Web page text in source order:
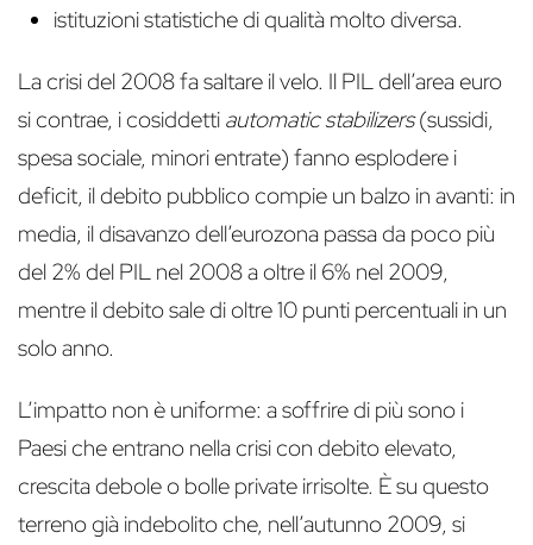
istituzioni statistiche di qualità molto diversa.
La crisi del 2008 fa saltare il velo. Il PIL dell’area euro
si contrae, i cosiddetti automatic stabilizers(sussidi,
spesa sociale, minori entrate) fanno esplodere i
deficit, il debito pubblico compie un balzo in avanti: in
media, il disavanzo dell’eurozona passa da poco più
del 2% del PIL nel 2008 a oltre il 6% nel 2009,
mentre il debito sale di oltre 10 punti percentuali in un
solo anno.
L’impatto non è uniforme: a soffrire di più sono i
Paesi che entrano nella crisi con debito elevato,
crescita debole o bolle private irrisolte. È su questo
terreno già indebolito che, nell’autunno 2009, si